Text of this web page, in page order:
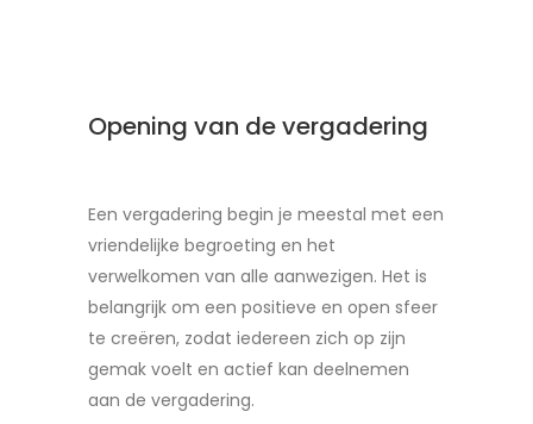
Opening van de vergadering
Een vergadering begin je meestal met een
vriendelijke begroeting en het
verwelkomen van alle aanwezigen. Het is
belangrijk om een positieve en open sfeer
te creëren, zodat iedereen zich op zijn
gemak voelt en actief kan deelnemen
aan de vergadering.